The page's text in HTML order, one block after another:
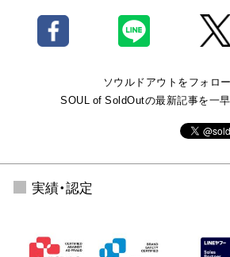
ソウルドアウトをフォロ
SOUL of SoldOutの最新記事を一
実績・認定